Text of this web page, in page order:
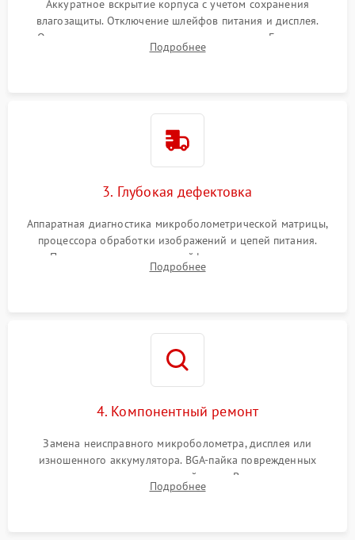
Аккуратное вскрытие корпуса с учетом сохранения
влагозащиты. Отключение шлейфов питания и дисплея.
Очистка внутренних плат от окислов и пыли. Бережная
обработка германиевого объектива специализированными
Подробнее
3. Глубокая дефектовка
Аппаратная диагностика микроболометрической матрицы,
процессора обработки изображений и цепей питания.
Проверка целостности шлейфов, модуля памяти и
интерфейсов связи. Выявление сгоревших SMD-компонентов
Подробнее
4. Компонентный ремонт
Замена неисправного микроболометра, дисплея или
изношенного аккумулятора. BGA-пайка поврежденных
контроллеров на материнской плате. Восстановление
разъемов и кнопок, замена поврежденных элементов
Подробнее